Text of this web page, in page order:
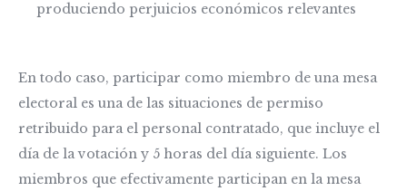
produciendo perjuicios económicos relevantes
En todo caso, participar como miembro de una mesa
electoral es una de las situaciones de permiso
retribuido para el personal contratado, que incluye el
día de la votación y 5 horas del día siguiente. Los
miembros que efectivamente participan en la mesa